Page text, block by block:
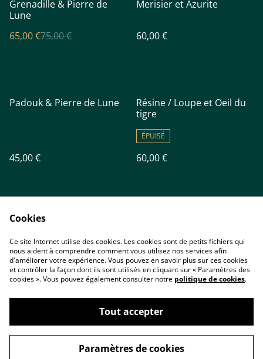
Grenadille & Pierre de
Lune
65,00 €75,00 €
Merisier et Azurite
60,00 €
Padouk & Pierre de Lune
45,00 €
Résine / Loupe et Oeil du
tigre
ÉPUISÉ
60,00 €
Accueil
Contact
Conditions
Politique de
confidentialité
Cookies
Ce site Internet utilise des cookies. Les cookies sont de petits fichiers qui
nous aident à comprendre comment vous utilisez nos services afin
d'améliorer votre expérience. Vous pouvez en savoir plus sur ces cookies
et contrôler la façon dont ils sont utilisés en cliquant sur « Paramètres des
cookies ». Vous pouvez également consulter notre politique de cookies.
Tout accepter
Paramètres de cookies